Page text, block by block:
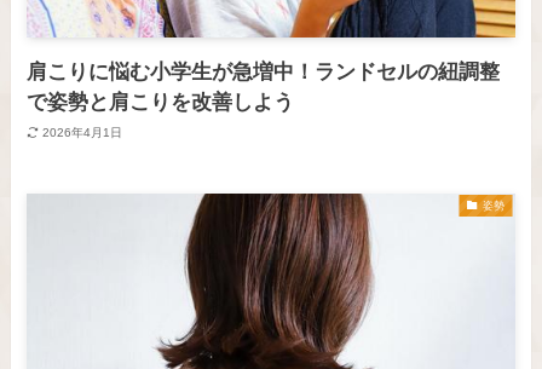
肩こりに悩む小学生が急増中！ランドセルの紐調整
で姿勢と肩こりを改善しよう
2026年4月1日
姿勢